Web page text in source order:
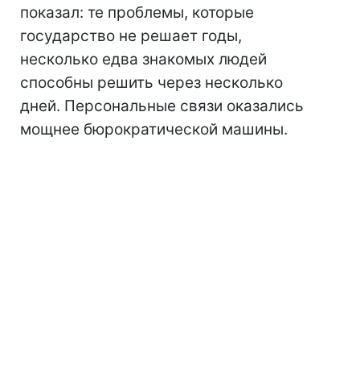
показал: те проблемы, которые
государство не решает годы,
несколько едва знакомых людей
способны решить через несколько
дней. Персональные связи оказались
мощнее бюрократической машины.